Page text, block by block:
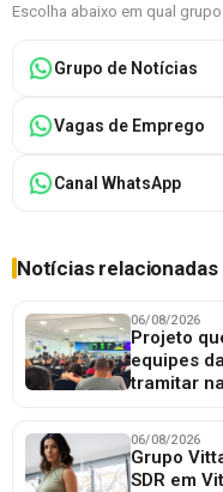
Escolha abaixo em qual
Grupo de Notícias
Vagas de Emprego
Canal WhatsApp
Notícias relacionadas
06/08/2026
Projeto
equipes
tramitar
06/08/2026
Grupo
SDR em